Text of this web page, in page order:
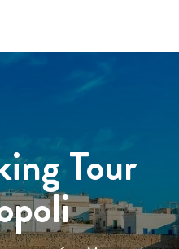
Tour